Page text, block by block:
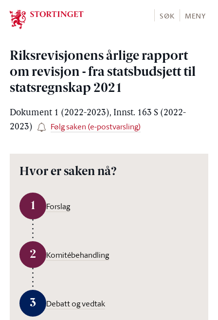
Stortinget.no
SØK MENY
Riksrevisjonens årlige rapport
om revisjon - fra statsbudsjett til
statsregnskap 2021
Dokument 1 (2022-2023), Innst. 163 S (2022-
2023)
Følg saken (e-postvarsling)
Hvor er saken nå?
1 Forslag
2 Komitébehandling
3 Debatt og vedtak